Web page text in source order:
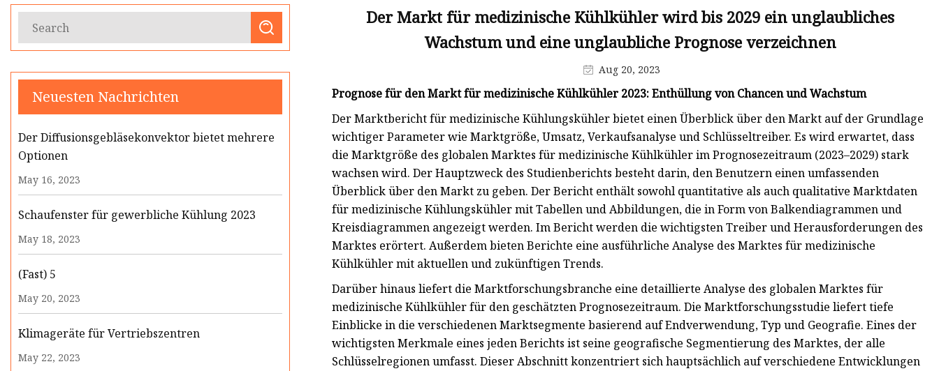
Kanalgebläsekonvektor
Deckenventilatorkonvektor
Kassetten-Gebläsekonvektor
Universal-Gebläsekonvektor
Neuesten Nachrichten
Der Diffusionsgebläsekonvektor bietet mehrere
Optionen
May 16, 2023
Schaufenster für gewerbliche Kühlung 2023
May 18, 2023
(Fast) 5
May 20, 2023
Klimageräte für Vertriebszentren
May 22, 2023
Der Markt für medizinische Kühlkühler wird bis 2029 ein unglaubliches
Wachstum und eine unglaubliche Prognose verzeichnen
Aug 20, 2023
Prognose für den Markt für medizinische Kühlkühler 2023: Enthüllung von Chancen und Wachstum
Der Marktbericht für medizinische Kühlungskühler bietet einen Überblick über den Markt auf der Grundlage
wichtiger Parameter wie Marktgröße, Umsatz, Verkaufsanalyse und Schlüsseltreiber. Es wird erwartet, dass
die Marktgröße des globalen Marktes für medizinische Kühlkühler im Prognosezeitraum (2023–2029) stark
wachsen wird. Der Hauptzweck des Studienberichts besteht darin, den Benutzern einen umfassenden
Überblick über den Markt zu geben. Der Bericht enthält sowohl quantitative als auch qualitative Marktdaten
für medizinische Kühlungskühler mit Tabellen und Abbildungen, die in Form von Balkendiagrammen und
Kreisdiagrammen angezeigt werden. Im Bericht werden die wichtigsten Treiber und Herausforderungen des
Marktes erörtert. Außerdem bieten Berichte eine ausführliche Analyse des Marktes für medizinische
Kühlkühler mit aktuellen und zukünftigen Trends.
Darüber hinaus liefert die Marktforschungsbranche eine detaillierte Analyse des globalen Marktes für
medizinische Kühlkühler für den geschätzten Prognosezeitraum. Die Marktforschungsstudie liefert tiefe
Einblicke in die verschiedenen Marktsegmente basierend auf Endverwendung, Typ und Geografie. Eines der
wichtigsten Merkmale eines jeden Berichts ist seine geografische Segmentierung des Marktes, der alle
Schlüsselregionen umfasst. Dieser Abschnitt konzentriert sich hauptsächlich auf verschiedene Entwicklungen